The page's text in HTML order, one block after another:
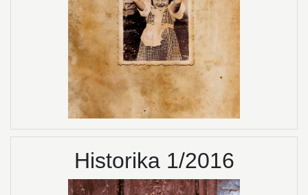
Historika 1/2016